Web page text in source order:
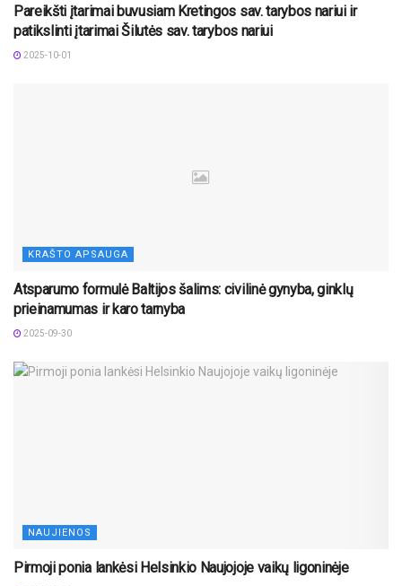
Pareikšti įtarimai buvusiam Kretingos sav. tarybos nariui ir
patikslinti įtarimai Šilutės sav. tarybos nariui
2025-10-01
KRAŠTO APSAUGA
Atsparumo formulė Baltijos šalims: civilinė gynyba, ginklų
prieinamumas ir karo tarnyba
2025-09-30
NAUJIENOS
Pirmoji ponia lankėsi Helsinkio Naujojoje vaikų ligoninėje